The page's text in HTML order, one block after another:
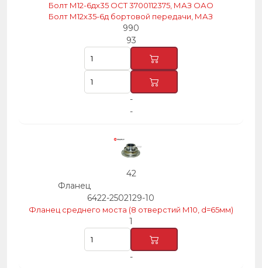
Болт М12-6дх35 ОСТ 3700112375, МАЗ ОАО
Болт М12х35-6д бортовой передачи, МАЗ
990
93
-
-
42
Фланец
6422-2502129-10
Фланец среднего моста (8 отверстий М10, d=65мм)
1
-